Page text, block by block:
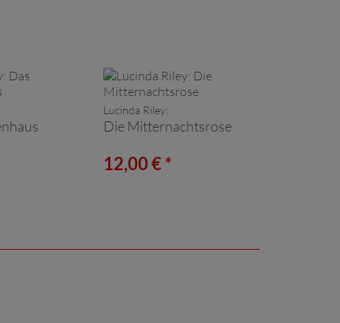
Lucinda Riley:
Die Mitternachtsrose
12,00 € *